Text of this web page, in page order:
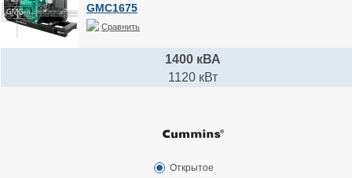
GMC1675
Сравнить
1400 кВА
1120 кВт
Открытое